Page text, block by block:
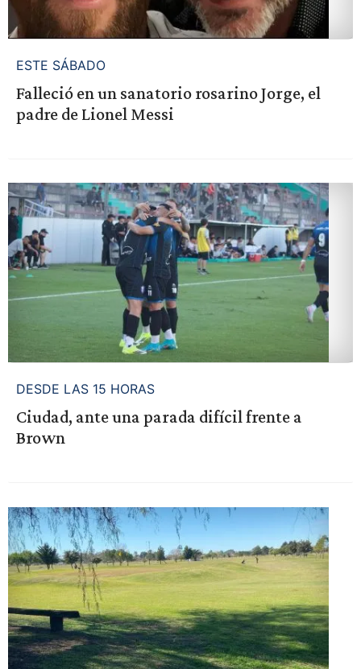
ESTE SÁBADO
Falleció en un sanatorio rosarino Jorge, el
padre de Lionel Messi
DESDE LAS 15 HORAS
Ciudad, ante una parada difícil frente a
Brown